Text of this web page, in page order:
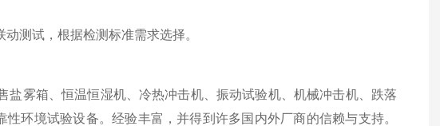
测试，根据检测标准需求选择。
盐雾箱、恒温恒湿机、冷热冲击机、振动试验机、机械冲击机、跌落
环境试验设备。经验丰富，并得到许多国内外厂商的信赖与支持。